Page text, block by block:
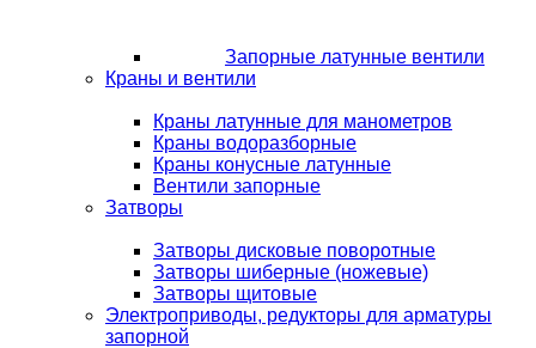
Запорные латунные вентили
Краны и вентили
Краны латунные для манометров
Краны водоразборные
Краны конусные латунные
Вентили запорные
Затворы
Затворы дисковые поворотные
Затворы шиберные (ножевые)
Затворы щитовые
Электроприводы, редукторы для арматуры
запорной